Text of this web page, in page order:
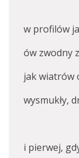
w profilów
ów zwodny
jak wiatrów
wysmukły,
i pierwej,